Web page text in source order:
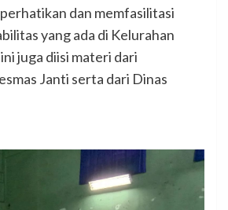
dan memfasilitasi
yang ada di Kelurahan
juga diisi materi dari
Janti serta dari Dinas